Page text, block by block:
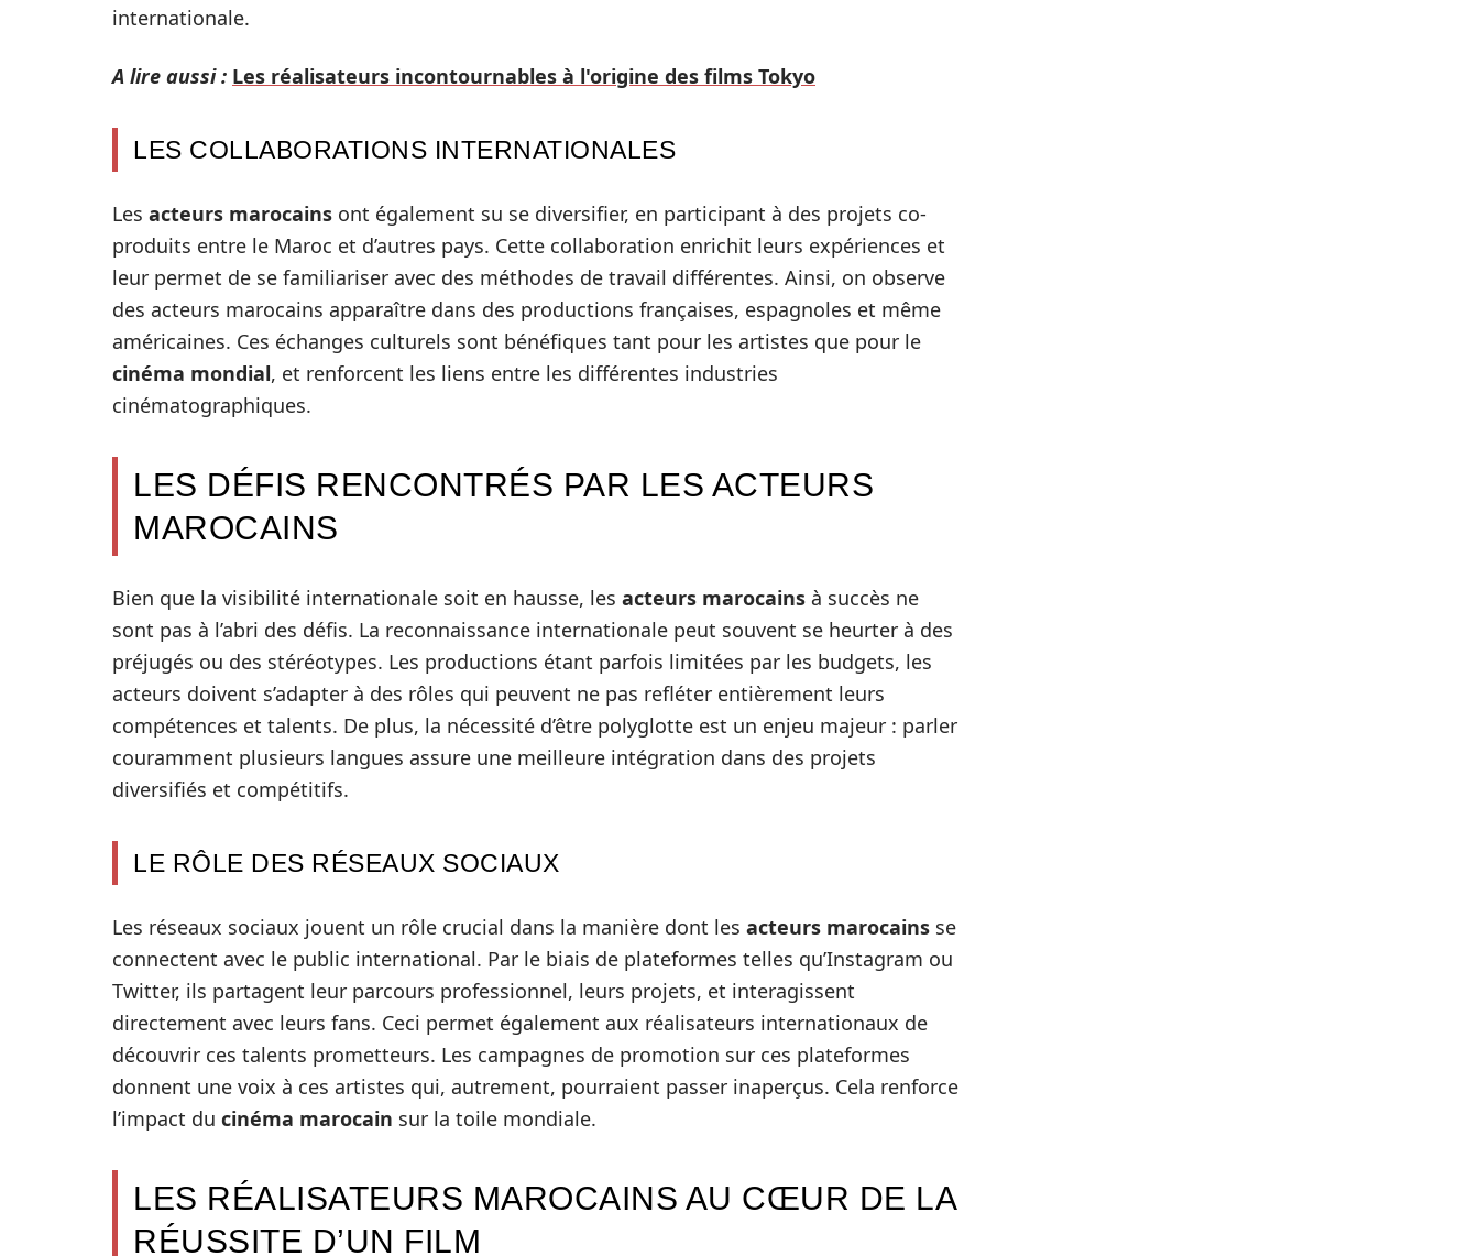
internationale.
A lire aussi : Les réalisateurs incontournables à l'origine des films Tokyo
LES COLLABORATIONS INTERNATIONALES
Les acteurs marocains ont également su se diversifier, en participant à des projets co-
produits entre le Maroc et d’autres pays. Cette collaboration enrichit leurs expériences et
leur permet de se familiariser avec des méthodes de travail différentes. Ainsi, on observe
des acteurs marocains apparaître dans des productions françaises, espagnoles et même
américaines. Ces échanges culturels sont bénéfiques tant pour les artistes que pour le
cinéma mondial, et renforcent les liens entre les différentes industries
cinématographiques.
LES DÉFIS RENCONTRÉS PAR LES ACTEURS
MAROCAINS
Bien que la visibilité internationale soit en hausse, les acteurs marocains à succès ne
sont pas à l’abri des défis. La reconnaissance internationale peut souvent se heurter à des
préjugés ou des stéréotypes. Les productions étant parfois limitées par les budgets, les
acteurs doivent s’adapter à des rôles qui peuvent ne pas refléter entièrement leurs
compétences et talents. De plus, la nécessité d’être polyglotte est un enjeu majeur : parler
couramment plusieurs langues assure une meilleure intégration dans des projets
diversifiés et compétitifs.
LE RÔLE DES RÉSEAUX SOCIAUX
Les réseaux sociaux jouent un rôle crucial dans la manière dont les acteurs marocains se
connectent avec le public international. Par le biais de plateformes telles qu’Instagram ou
Twitter, ils partagent leur parcours professionnel, leurs projets, et interagissent
directement avec leurs fans. Ceci permet également aux réalisateurs internationaux de
découvrir ces talents prometteurs. Les campagnes de promotion sur ces plateformes
donnent une voix à ces artistes qui, autrement, pourraient passer inaperçus. Cela renforce
l’impact du cinéma marocain sur la toile mondiale.
LES RÉALISATEURS MAROCAINS AU CŒUR DE LA
RÉUSSITE D’UN FILM